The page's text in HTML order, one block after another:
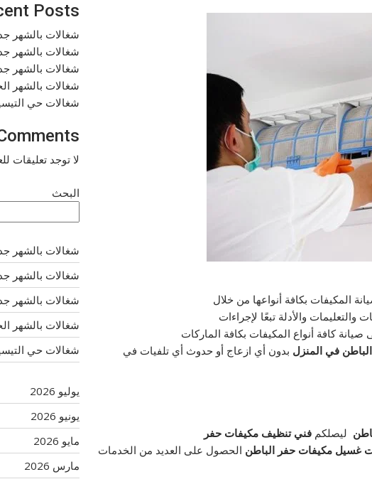
المكيفات بكافة أنواعها من خلال
والأدلة تبعًا لإجراءات
صيانة كافة أنواع المكيفات بكافة الماركات
في المنزل بدون أي ازعاج أو حدوث أي تلفيات في
ليصلكم فني تنظيف مكيفات حفر
غسيل مكيفات حفر الباطن الحصول على العديد من الخدمات
Posts
شغالات بالشهر جده حى
شغالات بالشهر جده حى
شغالات بالشهر جدة
شغالات بالشهر الحمدانية
شغالات حي التيسير
لا توجد تعليقات
البحث
شغالات بالشهر جده حى
شغالات بالشهر جده حى
شغالات بالشهر جدة
شغالات بالشهر الحمدانية
شغالات حي التيسير
يوليو 2026
يونيو 2026
مايو 2026
مارس 2026